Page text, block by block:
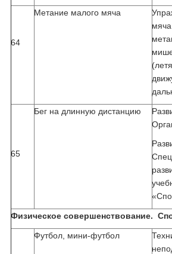
64
Метание малого мяча
65
Бег на длинную дистанцию
Физическое совершенствование.
Футбол, мини-футбол